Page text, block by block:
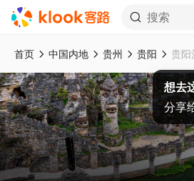
搜索
首页 中国内地 贵州 贵阳 贵阳
想去
分享